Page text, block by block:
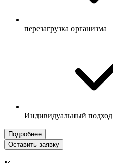
перезагрузка организма
Индивидуальный подход
Подробнее
Оставить заявку